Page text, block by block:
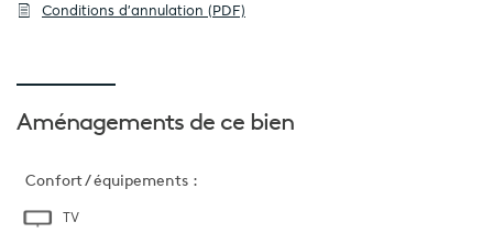
Conditions d'annulation (PDF)
Aménagements de ce bien
Confort / équipements :
TV